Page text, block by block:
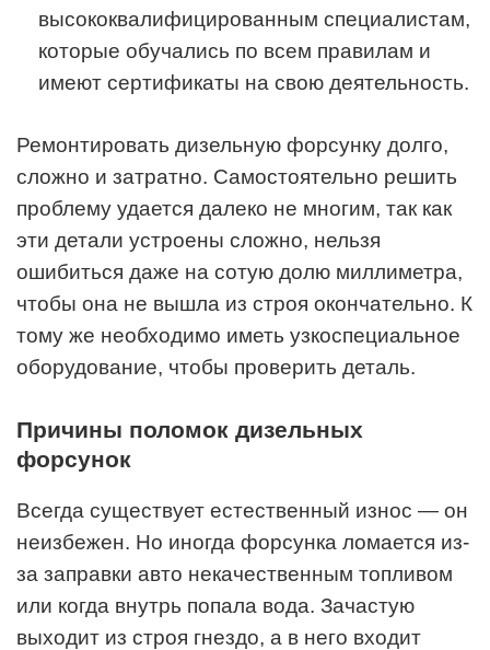
высококвалифицированным специалистам,
которые обучались по всем правилам и
имеют сертификаты на свою деятельность.
Ремонтировать дизельную форсунку долго,
сложно и затратно. Самостоятельно решить
проблему удается далеко не многим, так как
эти детали устроены сложно, нельзя
ошибиться даже на сотую долю миллиметра,
чтобы она не вышла из строя окончательно. К
тому же необходимо иметь узкоспециальное
оборудование, чтобы проверить деталь.
Причины поломок дизельных
форсунок
Всегда существует естественный износ — он
неизбежен. Но иногда форсунка ломается из-
за заправки авто некачественным топливом
или когда внутрь попала вода. Зачастую
выходит из строя гнездо, а в него входит